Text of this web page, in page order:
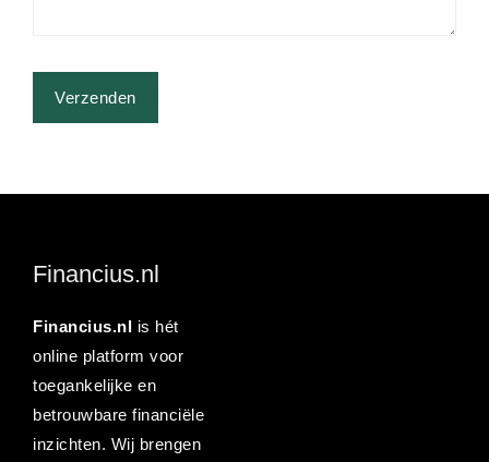
Financius.nl
Financius.nl is hét
online platform voor
toegankelijke en
betrouwbare financiële
inzichten. Wij brengen